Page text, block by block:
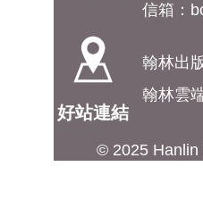
信箱：
好站連結
翰林出
翰林雲
© 2025 Hanlin